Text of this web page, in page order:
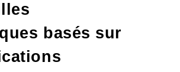
basés sur